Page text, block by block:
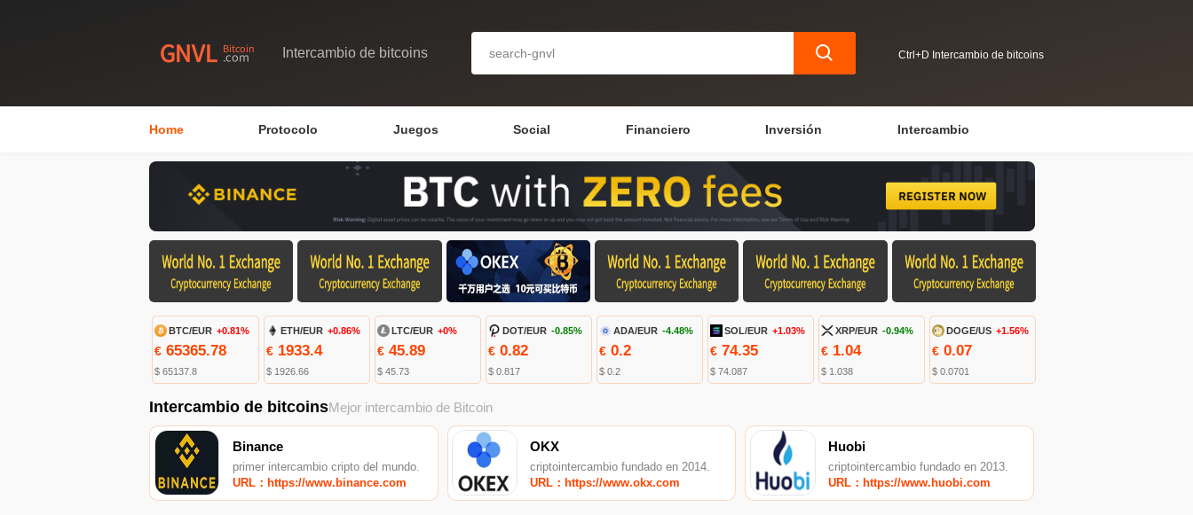
Intercambio de bitcoins Ctrl+D Intercambio de bitcoins
Home Protocolo Juegos Social Financiero Inversión Intercambio
BTC/EUR +0.81%
€ 65365.78
$ 65137.8
ETH/EUR +0.86%
€1933.4
$ 1926.66
LTC/EUR +0%
€45.89
$ 45.73
DOT/EUR -0.85%
€0.82
$ 0.817
ADA/EUR -4.48%
€0.2
$ 0.2
SOL/EUR +1.03%
€ 74.35
$ 74.087
XRP/EUR -0.94%
€ 1.04
$ 1.038
DOGE/US +1.56%
€ 0.07
$ 0.0701
Intercambio de bitcoinsMejor intercambio de Bitcoin
Binance
primer intercambio cripto del mundo.
URL：https://www.binance.com
OKX
criptointercambio fundado en 2014.
URL：https://www.okx.com
Huobi
criptointercambio fundado en 2013.
URL：https://www.huobi.com